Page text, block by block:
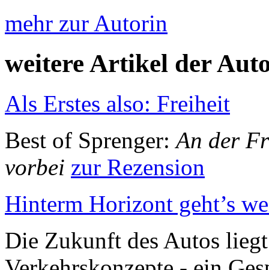
mehr zur Autorin
weitere Artikel der
Als Erstes also: Freiheit
Best of Sprenger:An der
vorbei zur Rezension
Hinterm Horizont geht’s
Die Zukunft des Autos